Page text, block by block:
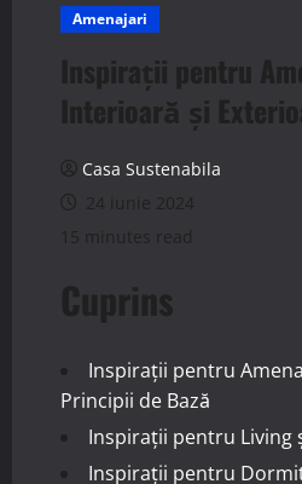
Amenajari
Inspirații pentru
Interioară și
Casa Sustenabila
24 iunie 2024
15 minutes read
Cuprins
Inspirații pentru
Principii de Bază
Inspirații pentru Living
Inspirații pentru